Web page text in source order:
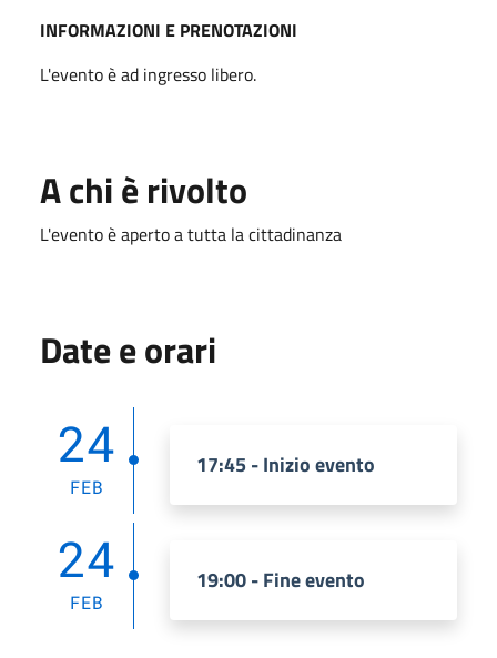
INFORMAZIONI E PRENOTAZIONI
L'evento è ad ingresso libero.
A chi è rivolto
L'evento è aperto a tutta la cittadinanza
Date e orari
24
FEB
17:45 - Inizio evento
24
FEB
19:00 - Fine evento